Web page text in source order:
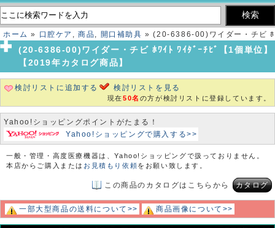
ホーム » 口腔ケア ,商品, 開口補助具 » (20-6386-00)ワイダー・チビ ﾎ
ﾜｲﾄ ﾜｲﾀﾞｰﾁﾋﾞ【1個単位】【2019年カタログ商品】
(20-6386-00)ワイダー・チビ ﾎﾜｲﾄ ﾜｲﾀﾞｰﾁﾋﾞ【1個単位】
【2019年カタログ商品】
検討リストに追加する 検討リストを見る
現在50名 の方が検討リストに登録しています。
Yahoo!ショッピングポイントがたまる！
Yahoo!ショッピングで購入する>>
一般・管理・高度医療機器は、Yahoo!ショッピングで扱っておりません。
本店からご購入または お見積もり依頼をお願い致します。
この商品のカタログはこちらから カタログ
一部大型商品の送料について>> 商品画像について>>